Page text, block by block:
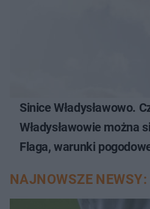
Sinice Władysławowo.
Władysławowie można
Flaga, warunki
NAJNOWSZE NEWSY: